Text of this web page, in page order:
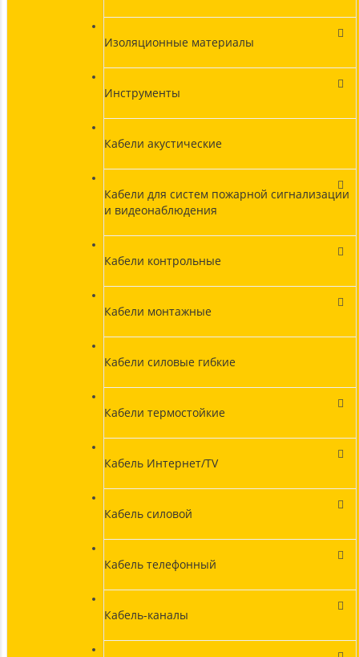
Изоляционные материалы
Инструменты
Кабели акустические
Кабели для систем пожарной сигнализации
и видеонаблюдения
Кабели контрольные
Кабели монтажные
Кабели силовые гибкие
Кабели термостойкие
Кабель Интернет/TV
Кабель силовой
Кабель телефонный
Кабель-каналы